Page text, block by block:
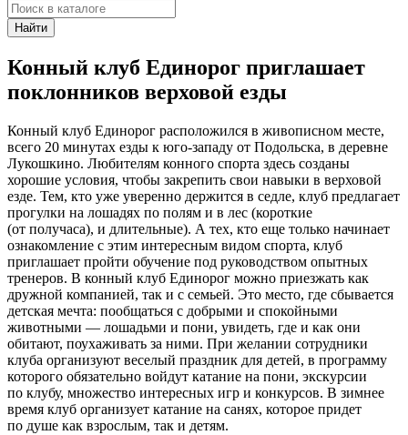
Найти
Конный клуб Единорог приглашает
поклонников верховой езды
Конный клуб Единорог расположился в живописном месте,
всего 20 минутах езды к юго-западу от Подольска, в деревне
Лукошкино. Любителям конного спорта здесь созданы
хорошие условия, чтобы закрепить свои навыки в верховой
езде. Тем, кто уже уверенно держится в седле, клуб предлагает
прогулки на лошадях по полям и в лес (короткие
(от получаса), и длительные). А тех, кто еще только начинает
ознакомление с этим интересным видом спорта, клуб
приглашает пройти обучение под руководством опытных
тренеров. В конный клуб Единорог можно приезжать как
дружной компанией, так и с семьей. Это место, где сбывается
детская мечта: пообщаться с добрыми и спокойными
животными — лошадьми и пони, увидеть, где и как они
обитают, поухаживать за ними. При желании сотрудники
клуба организуют веселый праздник для детей, в программу
которого обязательно войдут катание на пони, экскурсии
по клубу, множество интересных игр и конкурсов. В зимнее
время клуб организует катание на санях, которое придет
по душе как взрослым, так и детям.